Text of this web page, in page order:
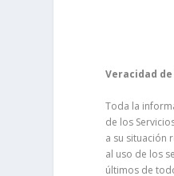
Veracidad
Toda la
de los
a su situación
al uso de los
últimos de